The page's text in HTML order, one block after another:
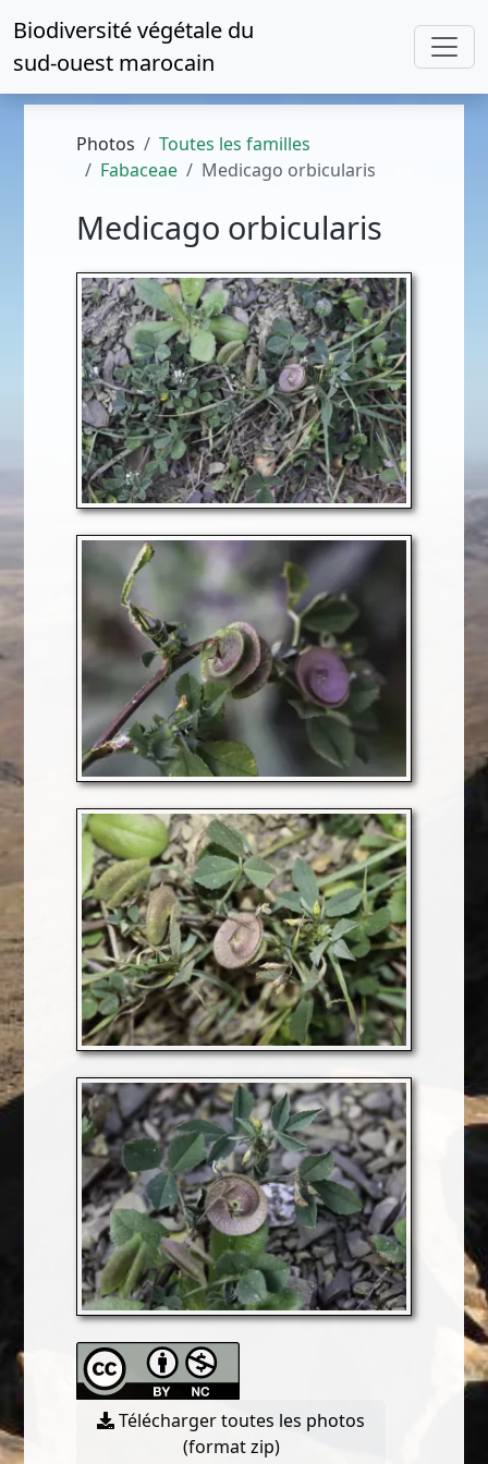
Biodiversité végétale du
sud-ouest marocain
Photos
Toutes les familles
Fabaceae
Medicago orbicularis
Medicago orbicularis
Télécharger toutes les photos
(format zip)